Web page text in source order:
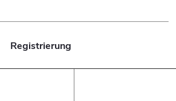
Registrierung